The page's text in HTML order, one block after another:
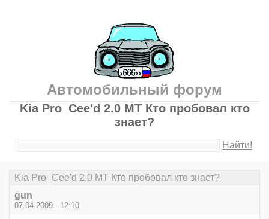
Автомобильный форум
Kia Pro_Cee'd 2.0 MT Кто пробовал кто
знает?
Найти!
Kia Pro_Cee'd 2.0 MT Кто пробовал кто знает?
gun
07.04.2009 - 12:10